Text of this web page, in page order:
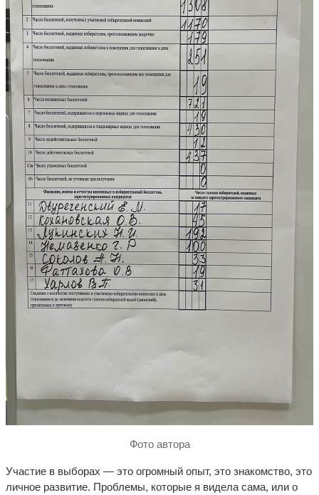
Фото автора
Участие в выборах — это огромный опыт, это знакомство, это
личное развитие. Проблемы, которые я видела сама, или о